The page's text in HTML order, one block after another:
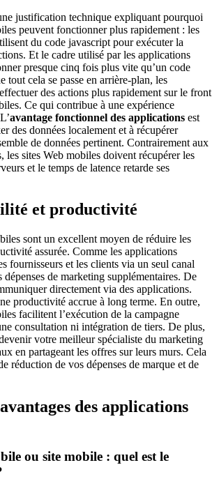
justification technique expliquant pourquoi
peuvent fonctionner plus rapidement : les
du code javascript pour exécuter la
Et le cadre utilisé par les applications
presque cinq fois plus vite qu’un code
tout cela se passe en arrière-plan, les
des actions plus rapidement sur le front
Ce qui contribue à une expérience
avantage fonctionnel des applications est
des données localement et à récupérer
de données pertinent. Contrairement aux
les sites Web mobiles doivent récupérer les
et le temps de latence retarde ses
et productivité
sont un excellent moyen de réduire les
assurée. Comme les applications
fournisseurs et les clients via un seul canal
de marketing supplémentaires. De
directement via des applications.
productivité accrue à long terme. En outre,
facilitent l’exécution de la campagne
consultation ni intégration de tiers. De plus,
votre meilleur spécialiste du marketing
en partageant les offres sur leurs murs. Cela
réduction de vos dépenses de marque et de
des applications
ou site mobile : quel est le